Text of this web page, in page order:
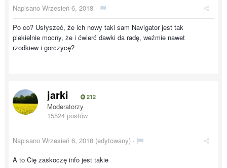
Napisano Wrzesień 6, 2018 ·
Po co? Usłyszeć, że ich nowy taki sam Navigator jest tak
piekielnie mocny, że i ćwierć dawki da radę, weźmie nawet
rzodkiew i gorczycę?
jarki 212
Moderatorzy
15524 postów
Napisano Wrzesień 6, 2018 (edytowany) ·
A to Cię zaskoczę info jest takie